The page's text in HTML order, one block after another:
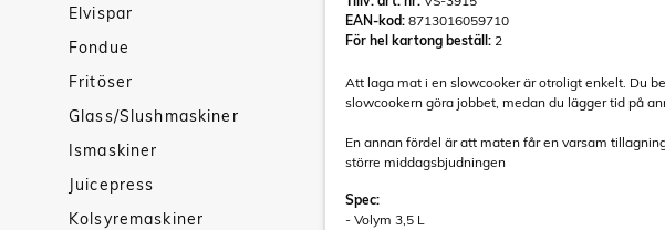
Elvispar
Fondue
Fritöser
Glass/Slushmaskiner
Ismaskiner
Juicepress
Kolsyremaskiner
EAN-kod: 8713016059710
För hel kartong beställ: 2
Att laga mat i en slowcooker är otroligt enkelt. Du
slowcookern göra jobbet, medan du lägger tid på
En annan fördel är att maten får en varsam
större middagsbjudningen
Spec:
- Volym 3,5 L